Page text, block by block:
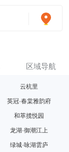
区域导航
云杭里
英冠·春棠雅韵府
和萃揽悦园
龙湖·御潮江上
绿城·咏湖雲庐